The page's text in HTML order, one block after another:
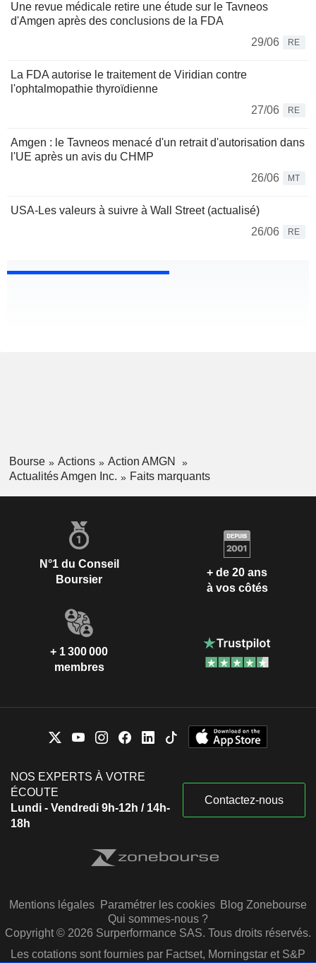
Une revue médicale retire une étude sur le Tavneos
d'Amgen après des conclusions de la FDA
29/06
RE
La FDA autorise le traitement de Viridian contre
l'ophtalmopathie thyroïdienne
27/06
RE
Amgen : le Tavneos menacé d'un retrait d'autorisation dans
l'UE après un avis du CHMP
26/06
MT
USA-Les valeurs à suivre à Wall Street (actualisé)
26/06
RE
Bourse Actions
Action AMGN
Actualités Amgen Inc.
Faits marquants
N°1 du Conseil
Boursier
+ de 20 ans
à vos côtés
+ 1 300 000
membres
NOS EXPERTS À VOTRE
ÉCOUTE
Lundi - Vendredi 9h-12h / 14h-
18h
Contactez-nous
Mentions légales Paramétrer les cookies Blog Zonebourse
Qui sommes-nous ?
Copyright © 2026 Surperformance SAS. Tous droits réservés.
Les cotations sont fournies par Factset, Morningstar et S&P